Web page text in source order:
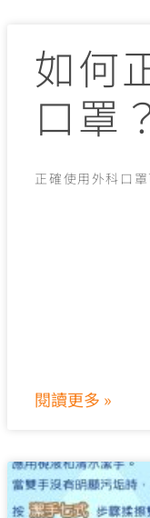
如何
口罩
正確使用外科口罩
閱讀更多 »